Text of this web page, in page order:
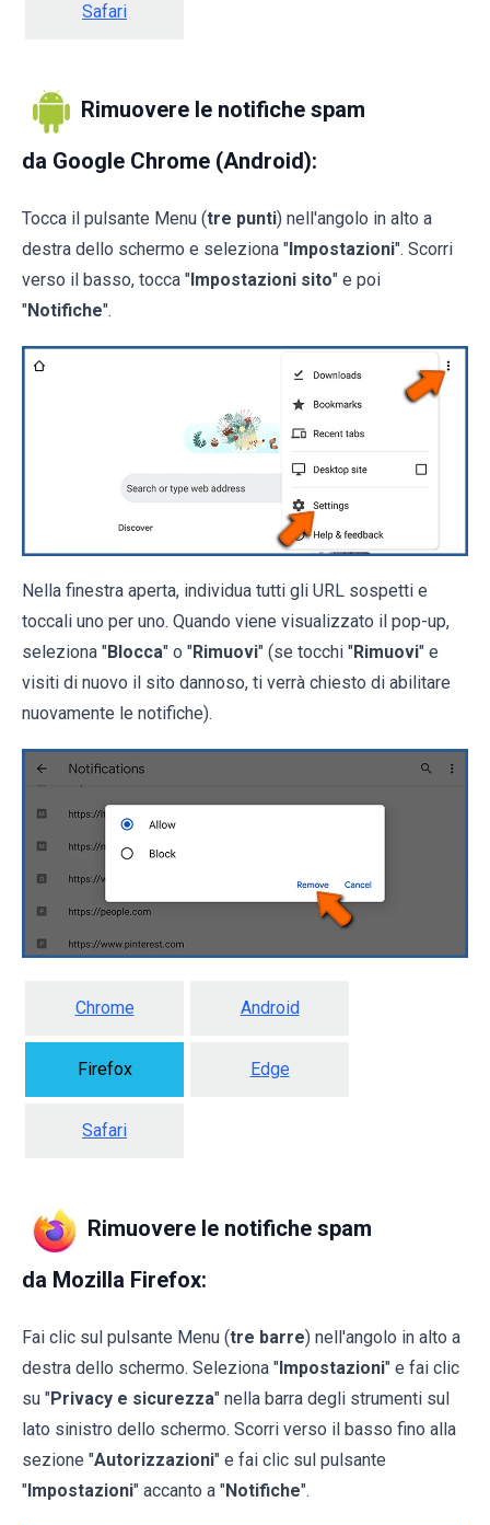
Safari
Rimuovere le notifiche spam
da Google Chrome (Android):
Tocca il pulsante Menu (tre punti) nell'angolo in alto a
destra dello schermo e seleziona "Impostazioni". Scorri
verso il basso, tocca "Impostazioni sito" e poi
"Notifiche".
Nella finestra aperta, individua tutti gli URL sospetti e
toccali uno per uno. Quando viene visualizzato il pop-up,
seleziona "Blocca" o "Rimuovi" (se tocchi "Rimuovi" e
visiti di nuovo il sito dannoso, ti verrà chiesto di abilitare
nuovamente le notifiche).
Chrome Android
Firefox Edge
Safari
Rimuovere le notifiche spam
da Mozilla Firefox:
Fai clic sul pulsante Menu (tre barre) nell'angolo in alto a
destra dello schermo. Seleziona " Impostazioni" e fai clic
su "Privacy e sicurezza" nella barra degli strumenti sul
lato sinistro dello schermo. Scorri verso il basso fino alla
sezione "Autorizzazioni" e fai clic sul pulsante
" Impostazioni" accanto a "Notifiche".